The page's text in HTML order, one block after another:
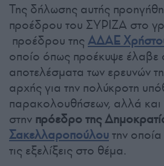
Της δήλωσης αυτής
προέδρου του ΣΥΡΙΖΑ στο
προέδρου της ΑΔΑΕ
οποίο όπως προέκυψε έλαβε
αποτελέσματα των ερευνών
αρχής για την πολύκροτη
παρακολουθήσεων, αλλά και
στην πρόεδρο της
Σακελλαροπούλουτην
τις εξελίξεις στο θέμα.